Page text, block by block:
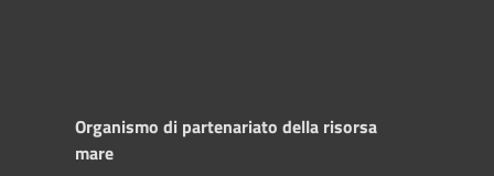
Organismo di partenariato della risorsa
mare